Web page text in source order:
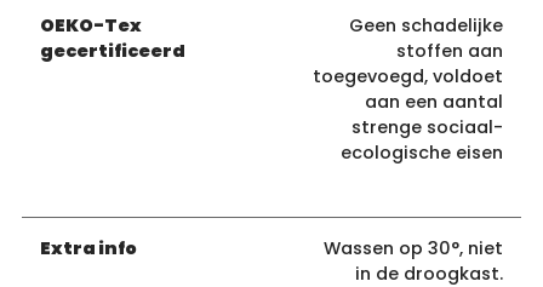
OEKO-Tex
gecertificeerd
Geen schadelijke
stoffen aan
toegevoegd, voldoet
aan een aantal
strenge sociaal-
ecologische eisen
Extra info
Wassen op 30°, niet
in de droogkast.